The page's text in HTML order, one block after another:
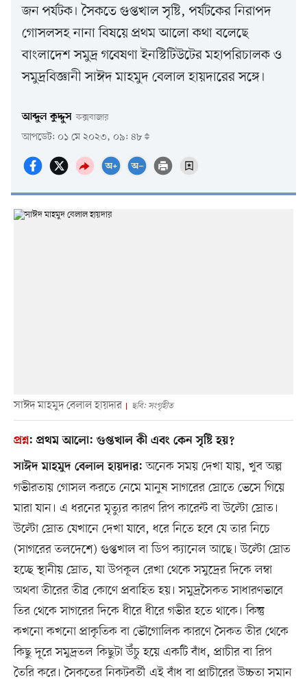
জন পর্যটক। সৈকতে গুপ্তখাল সৃষ্টি, পর্যটকের নিরাপদ
গোসলসহ নানা বিষয়ে প্রথম আলো কথা বলেছে
বাংলাদেশ সমুদ্র গবেষণা ইনস্টিটিউটের মহাপরিচালক ও
সমুদ্রবিজ্ঞানী সাঈদ মাহমুদ বেলাল হায়দারের সঙ্গে।
আব্দুল কুদ্দুস কক্সবাজার
আপডেট: ০১ মে ২০২৩, ০৯: ৪৮
সাঈদ মাহমুদ বেলাল হায়দার ছবি: সংগৃহীত
প্রশ্ন: প্রথম আলো: গুপ্তখাল কী এবং কেন সৃষ্টি হয়?
সাঈদ মাহমুদ বেলাল হায়দার: অনেক সময় দেখা যায়, খুব অল্প
গভীরতায় গোসল করতে নেমে মানুষ সাগরের স্রোতে ভেসে গিয়ে
মারা যান। এ ধরনের মৃত্যুর কারণ রিপ কারেন্ট বা উল্টো স্রোত।
উল্টো স্রোত যেখানে দেখা যাবে, ধরে নিতে হবে যে তার নিচে
(সাগরের তলদেশে) গুপ্তখাল বা ডিপ ক্যানেল আছে। উল্টো স্রোত
হচ্ছে স্থানীয় স্রোত, যা উপকূল রেখা থেকে সমুদ্রের দিকে লম্বা
অথবা তীরের তীব্র কোণে প্রবাহিত হয়। সমুদ্রসৈকত সাধারণভাবে
তির থেকে সাগরের দিকে ধীরে ধীরে গভীর হতে থাকে। কিন্তু
কখনো কখনো প্রাকৃতিক বা ভৌগোলিক কারণে সৈকত তীর থেকে
কিছু দূরে সমুদ্রতল কিছুটা উঁচু হয়ে একটি বাঁধ, প্রাচীর বা রিপ
তৈরি করে। সৈকতের নিকটবর্তী এই বাঁধ বা প্রাচীরের উচ্চতা সমান